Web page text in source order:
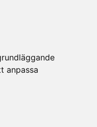
anpassa